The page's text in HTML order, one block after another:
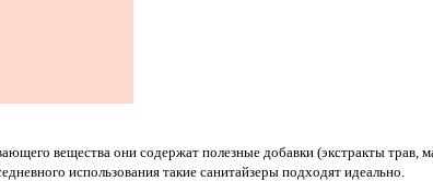
вещества они содержат полезные добавки (экстракты
использования такие санитайзеры подходят идеально.